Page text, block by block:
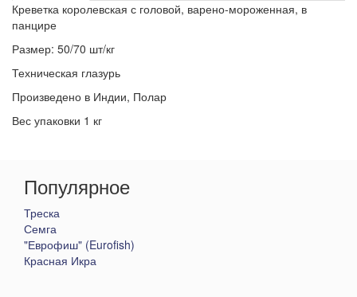
Креветка королевская с головой, варено-мороженная, в
панцире
Размер: 50/70 шт/кг
Техническая глазурь
Произведено в Индии, Полар
Вес упаковки 1 кг
Популярное
Треска
Семга
"Еврофиш" (Eurofish)
Красная Икра